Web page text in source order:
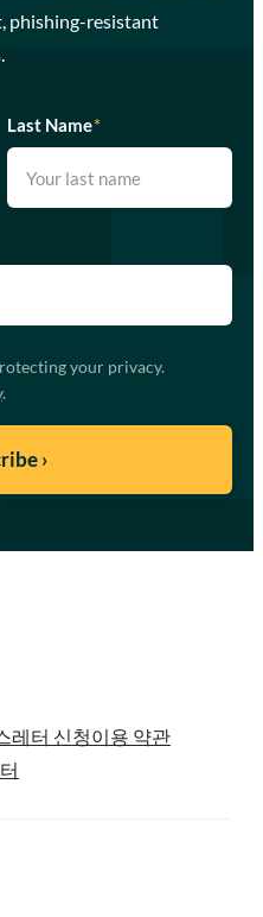
phishing-resistant
Last Name*
your privacy.
.
레터 신청이용 약관